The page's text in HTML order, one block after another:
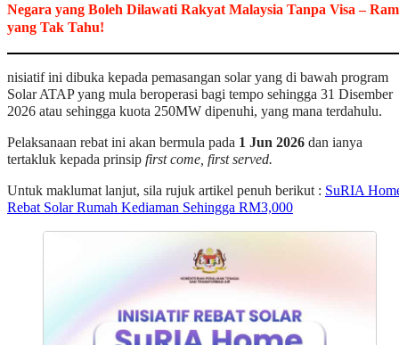
Negara yang Boleh Dilawati Rakyat Malaysia Tanpa Visa –
yang Tak Tahu!
nisiatif ini dibuka kepada pemasangan solar yang di bawah program
Solar ATAP yang mula beroperasi bagi tempo sehingga 31 Disember
2026 atau sehingga kuota 250MW dipenuhi, yang mana terdahulu.
Pelaksanaan rebat ini akan bermula pada 1 Jun 2026 dan ianya
tertakluk kepada prinsip first come, first served.
Untuk maklumat lanjut, sila rujuk artikel penuh berikut : SuRIA
Rebat Solar Rumah Kediaman Sehingga RM3,000